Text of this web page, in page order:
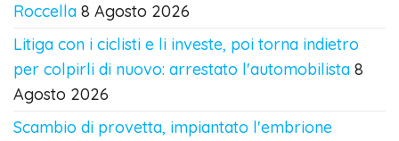
Roccella 8 Agosto 2026
Litiga con i ciclisti e li investe, poi torna indietro
per colpirli di nuovo: arrestato l'automobilista 8
Agosto 2026
Scambio di provetta, impiantato l'embrione